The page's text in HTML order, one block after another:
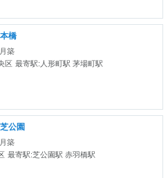
橋
築
区 最寄駅:人形町駅 茅場町駅
公園
築
最寄駅:芝公園駅 赤羽橋駅